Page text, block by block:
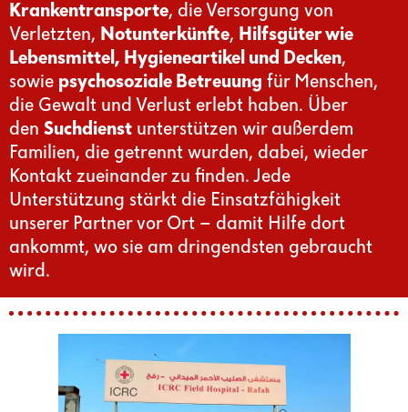
Krankentransporte, die Versorgung von
Verletzten, Notunterkünfte, Hilfsgüter wie
Lebensmittel, Hygieneartikel und Decken,
sowie psychosoziale Betreuung für Menschen,
die Gewalt und Verlust erlebt haben. Über
den Suchdienst unterstützen wir außerdem
Familien, die getrennt wurden, dabei, wieder
Kontakt zueinander zu finden. Jede
Unterstützung stärkt die Einsatzfähigkeit
unserer Partner vor Ort – damit Hilfe dort
ankommt, wo sie am dringendsten gebraucht
wird.